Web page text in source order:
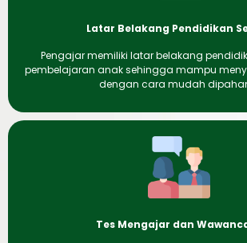
Latar Belakang Pendidikan
Pengajar memiliki latar belakang
pembelajaran anak sehingga mampu
dengan cara mudah
Tes Mengajar dan